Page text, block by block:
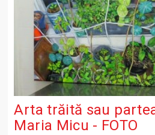
Arta trăită sau
Maria Micu - FOTO